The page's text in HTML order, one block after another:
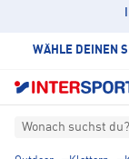
WÄHLE DEINEN
Wonach suchst du?